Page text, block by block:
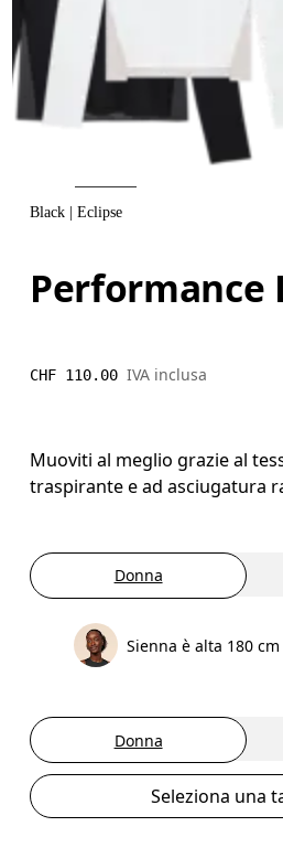
Black | Eclipse
Performance
CHF 110.00 IVA inclusa
Muoviti al meglio grazie al
traspirante e ad asciugatura
Donna
Sienna è alta 180
Donna
Seleziona una